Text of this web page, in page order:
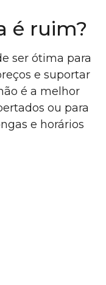
é ruim?
ser ótima para
e suportar
é a melhor
ou para
e horários